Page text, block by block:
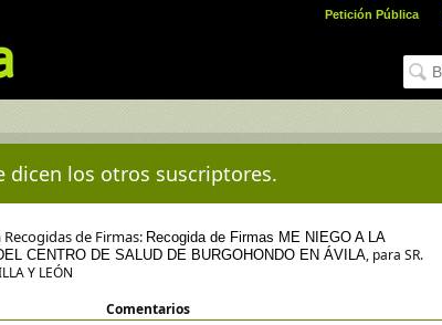
Petición Pública
dicen los otros suscriptores.
de Firmas: Recogida de Firmas ME NIEGO A LA
CENTRO DE SALUD DE BURGOHONDO EN ÁVILA, para SR.
Y LEÓN
Comentarios